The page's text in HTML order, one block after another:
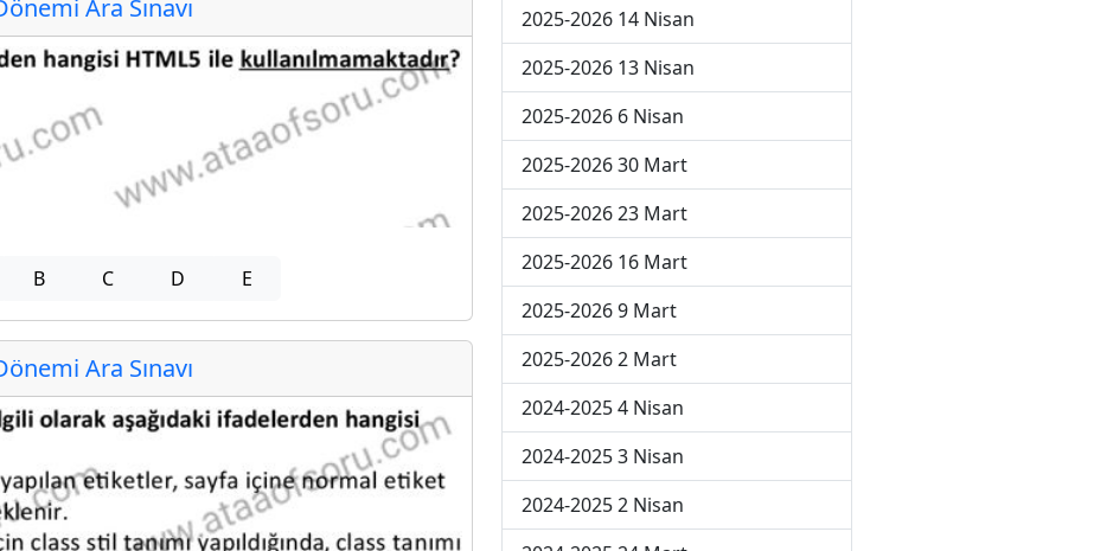
Ara Sınavı
B C D E
Ara Sınavı
2025-2026 14 Nisan
2025-2026 13 Nisan
2025-2026 6 Nisan
2025-2026 30 Mart
2025-2026 23 Mart
2025-2026 16 Mart
2025-2026 9 Mart
2025-2026 2 Mart
2024-2025 4 Nisan
2024-2025 3 Nisan
2024-2025 2 Nisan